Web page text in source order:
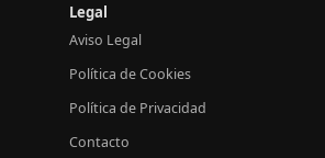
Legal
Aviso Legal
Política de Cookies
Política de Privacidad
Contacto